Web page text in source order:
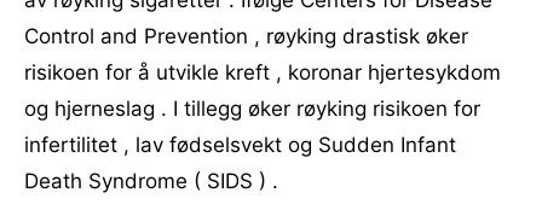
Control and Prevention , røyking drastisk øker
risikoen for å utvikle kreft , koronar hjertesykdom
og hjerneslag . I tillegg øker røyking risikoen for
infertilitet , lav fødselsvekt og Sudden Infant
Death Syndrome ( SIDS ) .